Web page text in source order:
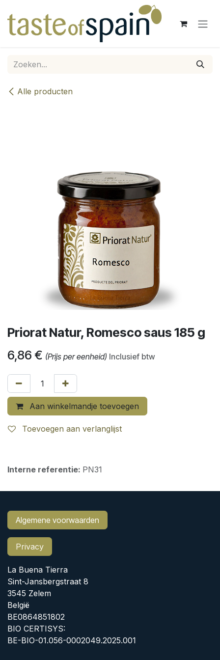
Alle producten
Priorat Natur, Romesco saus 185 g
6,86 € (Prijs per eenheid) Inclusief btw
Aan winkelmandje toevoegen
Toevoegen aan verlanglijst
Interne referentie: PN31
Algemene voorwaarden
Privacy
La Buena Tierra
Sint-Jansbergstraat 8
3545 Zelem
België
BE0864851802
BIO CERTISYS:
BE-BIO-01.056-0002049.2025.001